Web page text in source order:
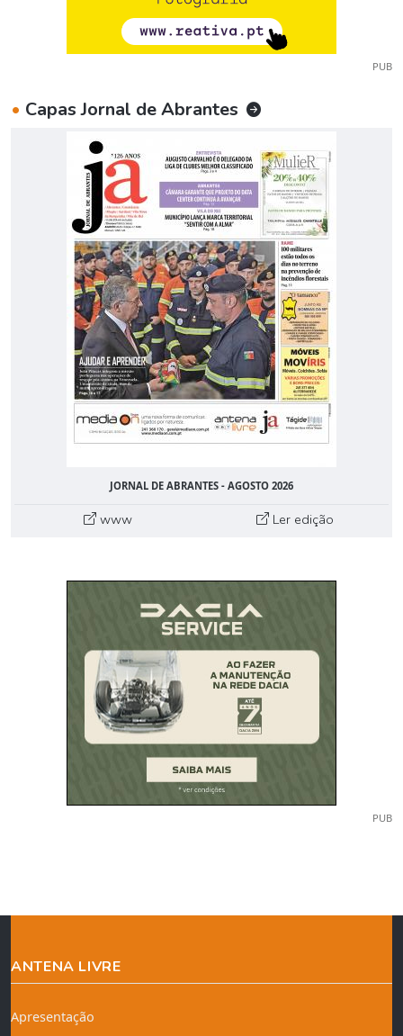
PUB
• Capas Jornal de Abrantes
JORNAL DE ABRANTES - AGOSTO 2026
www Ler edição
PUB
ANTENA LIVRE
Apresentação